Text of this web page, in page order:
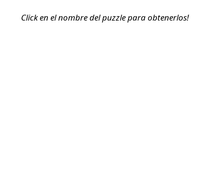
Click en el nombre del puzzle para obtenerlos!